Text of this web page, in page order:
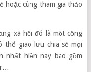
hoặc cùng tham gia thảo
xã hội đó là một cộng
thể giao lưu chia sẻ mọi
nhất hiện nay bao gồm